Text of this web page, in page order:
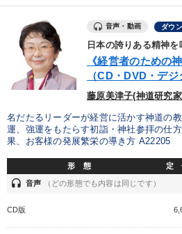
音声・動画 ダウ
日本の誇りある精神を
《経営者のための
（CD・DVD・デジ
藤原美津子(神道研究
名だたるリーダーが経営に活かす神道の
運、強運をもたらす初詣・神社参拝の仕
果、お客様の発展繁栄の導き方 A22205
形 態 定
headset 音声 （どの形態でも内容は同じです）
CD版